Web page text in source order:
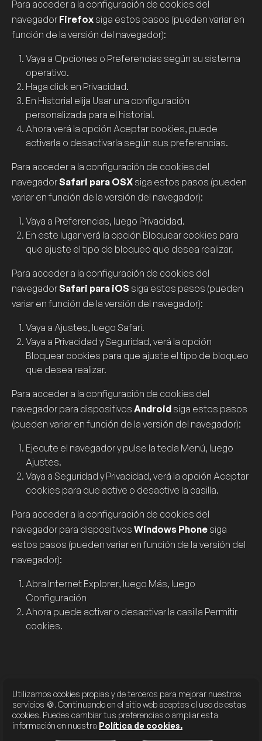
Para acceder a la configuración de cookies del
navegador Firefox siga estos pasos (pueden variar en
función de la versión del navegador):
Vaya a Opciones o Preferencias según su sistema
operativo.
Haga click en Privacidad.
En Historial elija Usar una configuración
personalizada para el historial.
Ahora verá la opción Aceptar cookies, puede
activarla o desactivarla según sus preferencias.
Para acceder a la configuración de cookies del
navegadorSafari para OSX siga estos pasos (pueden
variar en función de la versión del navegador):
Vaya a Preferencias, luego Privacidad.
En este lugar verá la opción Bloquear cookies para
que ajuste el tipo de bloqueo que desea realizar.
Para acceder a la configuración de cookies del
navegadorSafari para iOS siga estos pasos (pueden
variar en función de la versión del navegador):
Vaya a Ajustes, luego Safari.
Vaya a Privacidad y Seguridad, verá la opción
Bloquear cookies para que ajuste el tipo de bloqueo
que desea realizar.
Para acceder a la configuración de cookies del
navegador para dispositivos Android siga estos pasos
(pueden variar en función de la versión del navegador):
Ejecute el navegador y pulse la tecla Menú, luego
Ajustes.
Vaya a Seguridad y Privacidad, verá la opción Aceptar
cookies para que active o desactive la casilla.
Para acceder a la configuración de cookies del
navegador para dispositivos Windows Phone siga
estos pasos (pueden variar en función de la versión del
navegador):
Abra Internet Explorer, luego Más, luego
Configuración
Ahora puede activar o desactivar la casilla Permitir
cookies.
AVISO LEGAL POLÍTICA DE COOKIES
Utilizamos cookies propias y de terceros para mejorar nuestros
servicios 🍪. Continuando en el sitio web aceptas el uso de estas
cookies. Puedes cambiar tus preferencias o ampliar esta
información en nuestra Política de cookies.